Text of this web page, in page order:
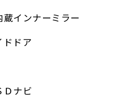
インナーミラー
ドドア
Ｄナビ